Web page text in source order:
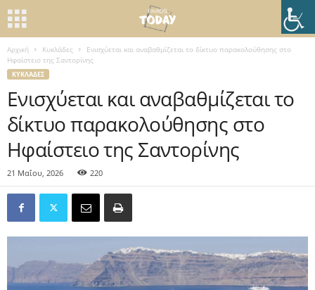
Αρχική Κυκλάδες
Ενισχύεται και αναβαθμίζεται το δίκτυο παρακολούθησης στο
Ηφαίστειο της Σαντορίνης
ΚΥΚΛΆΔΕΣ
Ενισχύεται και αναβαθμίζεται το
δίκτυο παρακολούθησης στο
Ηφαίστειο της Σαντορίνης
21 Μαΐου, 2026 220